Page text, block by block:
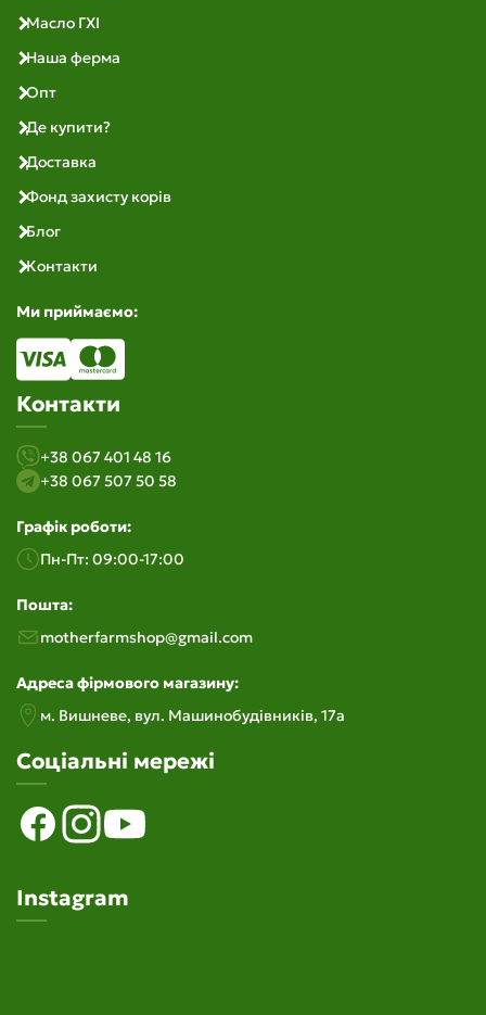
Масло ГХІ
Наша ферма
Опт
Де купити?
Доставка
Фонд захисту корів
Блог
Контакти
Ми приймаємо:
Контакти
+38 067 401 48 16
+38 067 507 50 58
Графік роботи:
Пн-Пт: 09:00-17:00
Пошта:
motherfarmshop@gmail.com
Адреса фірмового магазину:
м. Вишневе, вул. Машинобудiвникiв, 17а
Соціальні мережі
Instagram